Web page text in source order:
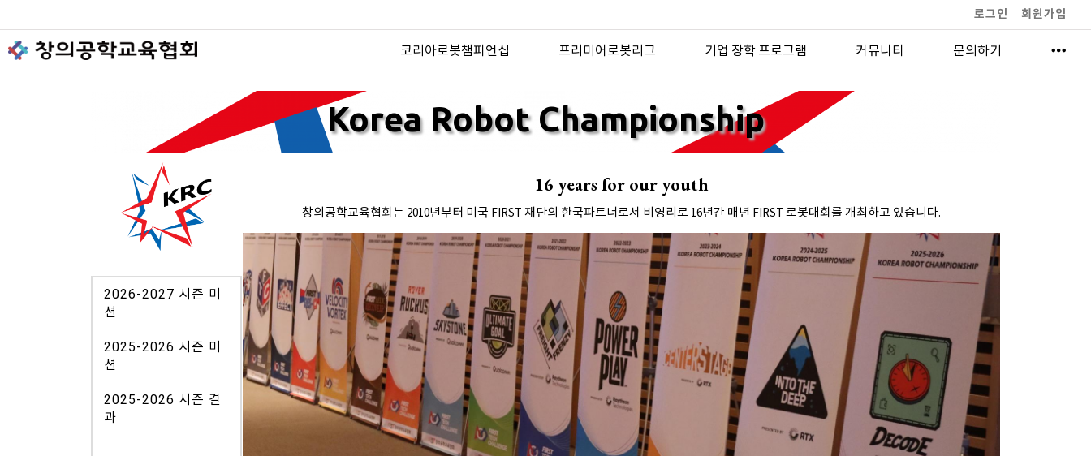
로그인 회원가입
코리아로봇챔피언십 프리미어로봇리그 기업 장학 프로그램 커뮤니티 문의하기
Korea Robot Championship
2026-2027 시즌 미
션
2025-2026 시즌 미
션
2025-2026 시즌 결
과
16 years for our youth
창의공학교육협회는 2010년부터 미국 FIRST 재단의 한국파트너로서 비영리로 16년간 매년 FIRST 로봇대회를 개최하고 있습니다.